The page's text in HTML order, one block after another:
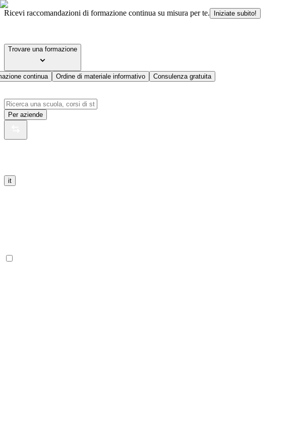
Ricevi raccomandazioni di formazione continua su misura per te. Iniziate subito!
Trovare una formazione
continua Ordine di materiale informativo Consulenza gratuita
Per aziende
it